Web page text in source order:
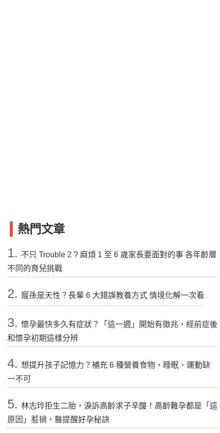
熱門文章
1. 不只 Trouble 2 ? 麻煩 1 至 6 歲家長要面對的事 各年齡層
不同的育兒挑戰
2. 寵孫是天性？長輩 6 大錯誤教養方式 情境化解一次看
3. 懷孕最快多久有症狀？「這一週」開始有徵兆，經前症後
和懷孕初期這樣分辨
4. 想提升孩子記憶力？補充 6 種營養食物，睡眠、運動缺
一不可
5. 林志玲拒生二胎，淚訴高齡求子辛酸！高齡難孕都是「這
原因」惹禍，醫提醒好孕秘訣